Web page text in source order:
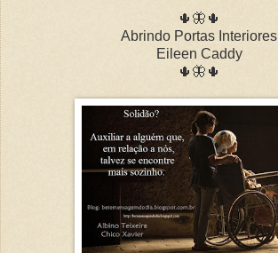
🌵🦋🌵
Abrindo Portas Interiores
Eileen Caddy
🌵🦋🌵